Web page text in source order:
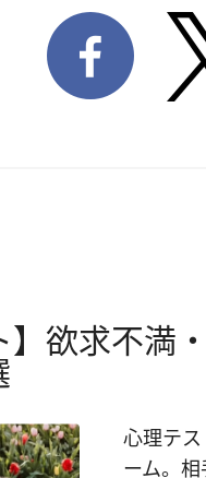
】欲求不満
心理テ
ーム。